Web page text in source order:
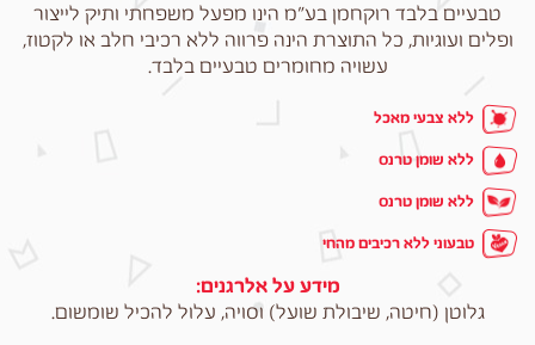
טבעיים בלבד רוקחמן בע"מ הינו מפעל משפחתי ותיק לייצור
ופלים ועוגיות, כל התוצרת הינה פרווה ללא רכיבי חלב או לקטוז,
עשויה מחומרים טבעיים בלבד.
ללא צבעי מאכל
ללא שומן טרנס
ללא שומן טרנס
טבעוני ללא רכיבים מהחי
מידע על אלרגנים:
גלוטן (חיטה, שיבולת שועל) וסויה, עלול להכיל שומשום.